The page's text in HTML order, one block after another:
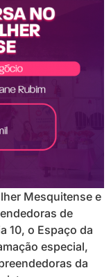
Mesquitense e
de
10, o Espaço da
especial,
da